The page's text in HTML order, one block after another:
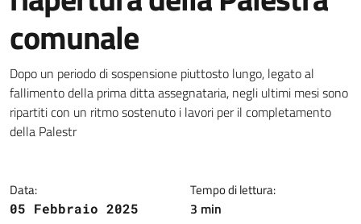
comunale
Dettagli della notizia
Dopo un periodo di sospensione piuttosto lungo, legato al
fallimento della prima ditta assegnataria, negli ultimi mesi sono
ripartiti con un ritmo sostenuto i lavori per il completamento
della Palestr
Data:
05 Febbraio 2025
Tempo di lettura:
3 min